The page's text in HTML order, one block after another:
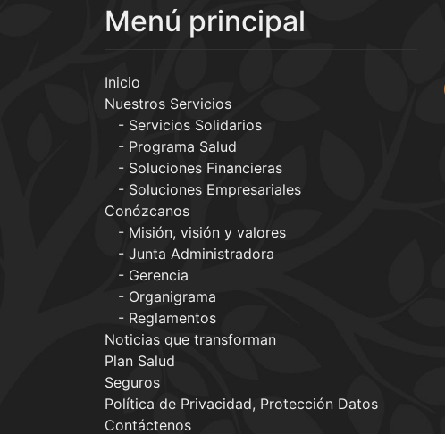
Menú principal
Inicio
Nuestros Servicios
Servicios Solidarios
Programa Salud
Soluciones Financieras
Soluciones Empresariales
Conózcanos
Misión, visión y valores
Junta Administradora
Gerencia
Organigrama
Reglamentos
Noticias que transforman
Plan Salud
Seguros
Política de Privacidad, Protección Datos
Contáctenos